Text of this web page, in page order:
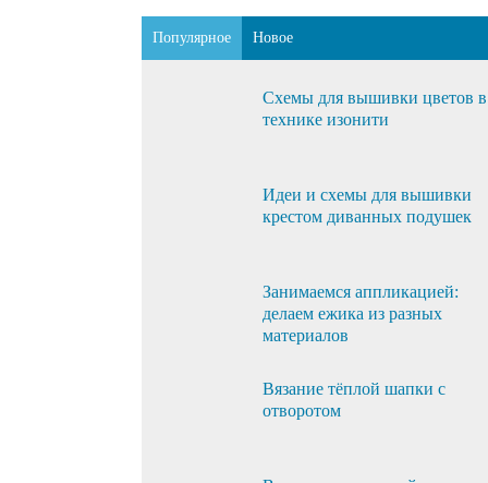
Популярное Новое
Схемы для вышивки цветов в
технике изонити
Идеи и схемы для вышивки
крестом диванных подушек
Занимаемся аппликацией:
делаем ежика из разных
материалов
Вязание тёплой шапки с
отворотом